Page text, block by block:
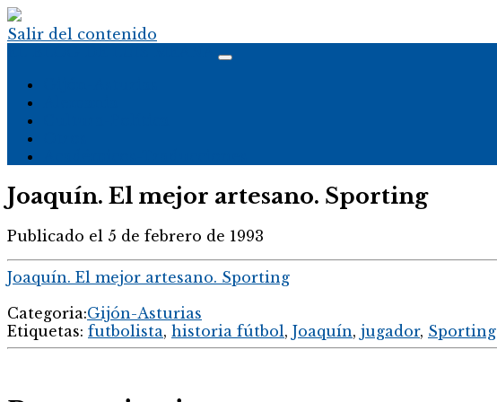
Salir del contenido
Joaquín. El mejor artesano. Sporting
Publicado el 5 de febrero de 1993
Joaquín. El mejor artesano. Sporting
Categoria:Gijón-Asturias
Etiquetas: futbolista, historia fútbol, Joaquín, jugador, Sporting